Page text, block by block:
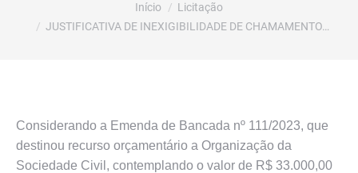
Início
Licitação
JUSTIFICATIVA DE INEXIGIBILIDADE DE CHAMAMENTO…
Considerando a Emenda de Bancada nº 111/2023, que
destinou recurso orçamentário a Organização da
Sociedade Civil, contemplando o valor de R$ 33.000,00